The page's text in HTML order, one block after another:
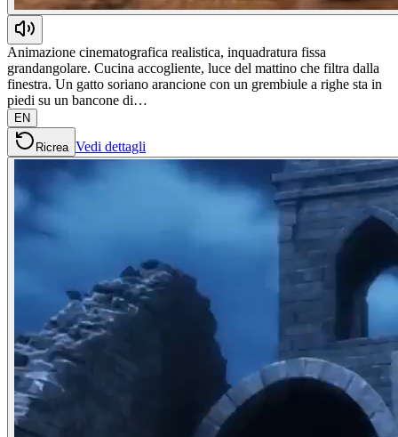
Animazione cinematografica realistica, inquadratura fissa
grandangolare. Cucina accogliente, luce del mattino che filtra dalla
finestra. Un gatto soriano arancione con un grembiule a righe sta in
piedi su un bancone di…
EN
Ricrea Vedi dettagli